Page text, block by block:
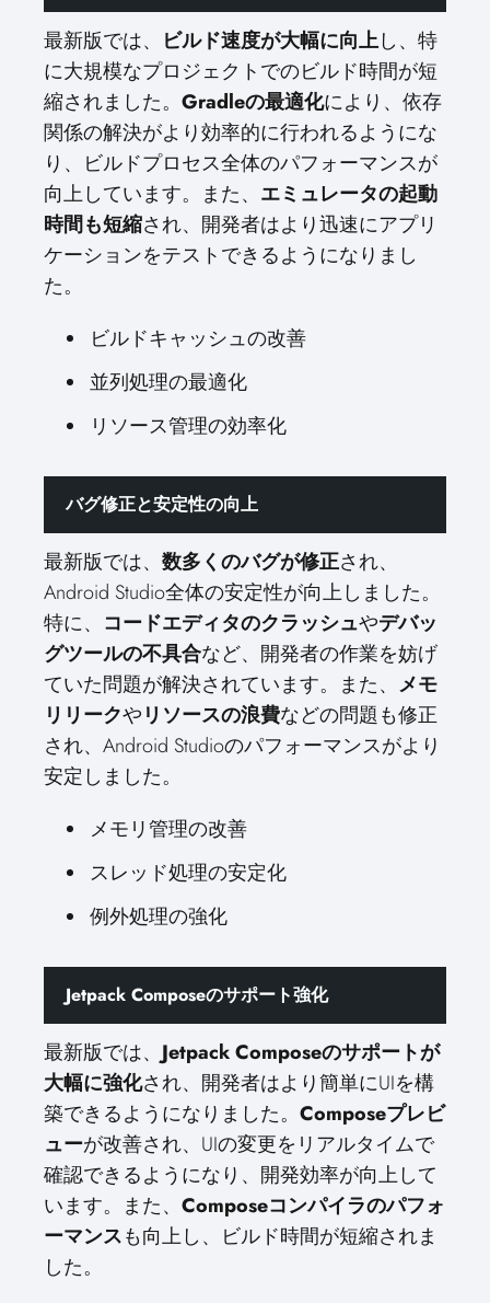
最新版では、 ビルド速度が大幅に向上し、特
に大規模なプロジェクトでのビルド時間が短
縮されました。 Gradleの最適化により、依存
関係の解決がより効率的に行われるようにな
り、ビルドプロセス全体のパフォーマンスが
向上しています。また、 エミュレータの起動
時間も短縮され、開発者はより迅速にアプリ
ケーションをテストできるようになりまし
た。
ビルドキャッシュの改善
並列処理の最適化
リソース管理の効率化
バグ修正と安定性の向上
最新版では、 数多くのバグが修正され、
Android Studio全体の安定性が向上しました。
特に、 コードエディタのクラッシュやデバッ
グツールの不具合など、開発者の作業を妨げ
ていた問題が解決されています。また、 メモ
リリークやリソースの浪費などの問題も修正
され、Android Studioのパフォーマンスがより
安定しました。
メモリ管理の改善
スレッド処理の安定化
例外処理の強化
Jetpack Composeのサポート強化
最新版では、 Jetpack Composeのサポートが
大幅に強化され、開発者はより簡単にUIを構
築できるようになりました。 Composeプレビ
ューが改善され、UIの変更をリアルタイムで
確認できるようになり、開発効率が向上して
います。また、 Composeコンパイラのパフォ
ーマンスも向上し、ビルド時間が短縮されま
した。